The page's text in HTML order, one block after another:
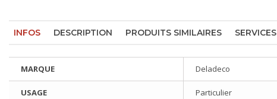
INFOS DESCRIPTION PRODUITS SIMILAIRES SERVICES
MARQUE Deladeco
USAGE Particulier